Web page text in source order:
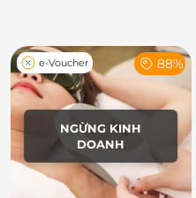
NGỪNG KINH
DOANH
e-Voucher 88%